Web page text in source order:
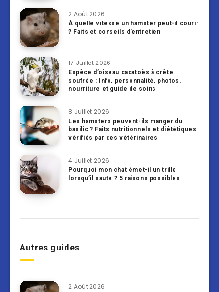
2 Août 2026
À quelle vitesse un hamster peut-il courir
? Faits et conseils d’entretien
17 Juillet 2026
Espèce d’oiseau cacatoès à crête
soufrée : Info, personnalité, photos,
nourriture et guide de soins
8 Juillet 2026
Les hamsters peuvent-ils manger du
basilic ? Faits nutritionnels et diététiques
vérifiés par des vétérinaires
4 Juillet 2026
Pourquoi mon chat émet-il un trille
lorsqu’il saute ? 5 raisons possibles
Autres guides
2 Août 2026